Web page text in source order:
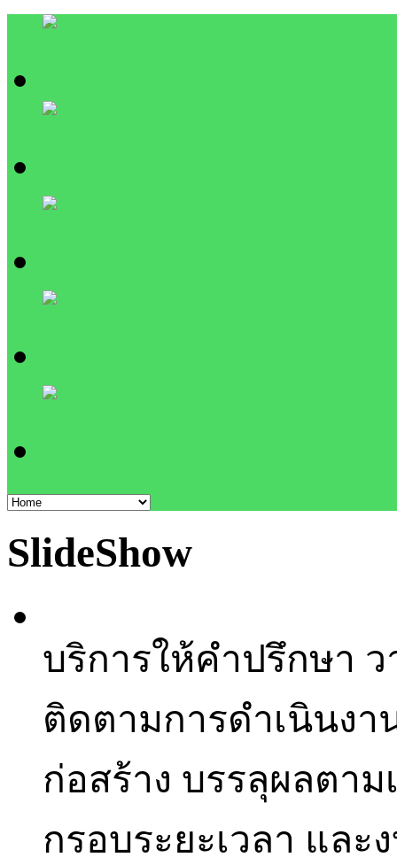
SlideShow
บริการให้คำปรึกษา
ติดตามการดำเนินงา
ก่อสร้าง บรรลุผลตา
กรอบระยะเวลา แล